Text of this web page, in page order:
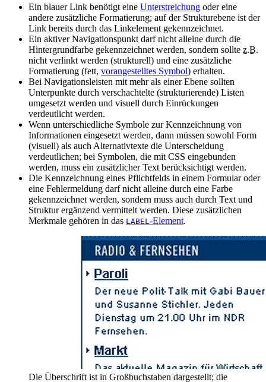
Ein blauer Link benötigt eine Unterstreichung oder eine
andere zusätzliche Formatierung; auf der Strukturebene ist der
Link bereits durch das Linkelement gekennzeichnet.
Ein aktiver Navigationspunkt darf nicht alleine durch die
Hintergrundfarbe gekennzeichnet werden, sondern sollte z.B.
nicht verlinkt werden (strukturell) und eine zusätzliche
Formatierung (fett, vorangestelltes Symbol) erhalten.
Bei Navigationsleisten mit mehr als einer Ebene sollten
Unterpunkte durch verschachtelte (strukturierende) Listen
umgesetzt werden und visuell durch Einrückungen
verdeutlicht werden.
Wenn unterschiedliche Symbole zur Kennzeichnung von
Informationen eingesetzt werden, dann müssen sowohl Form
(visuell) als auch Alternativtexte die Unterscheidung
verdeutlichen; bei Symbolen, die mit CSS eingebunden
werden, muss ein zusätzlicher Text berücksichtigt werden.
Die Kennzeichnung eines Pflichtfelds in einem Formular oder
eine Fehlermeldung darf nicht alleine durch eine Farbe
gekennzeichnet werden, sondern muss auch durch Text und
Struktur ergänzend vermittelt werden. Diese zusätzlichen
Merkmale gehören in das LABEL-Element.
Die Überschrift ist in Großbuchstaben dargestellt; die